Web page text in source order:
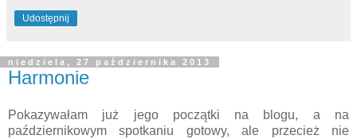
Udostępnij
niedziela, 27 października 2013
Harmonie
Pokazywałam już jego początki na blogu, a na
październikowym spotkaniu gotowy, ale przecież nie